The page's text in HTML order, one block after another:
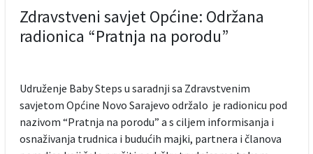
Zdravstveni savjet Općine: Održana
radionica “Pratnja na porodu”
Udruženje Baby Steps u saradnji sa Zdravstvenim
savjetom Općine Novo Sarajevo održalo je radionicu pod
nazivom “Pratnja na porodu” a s ciljem informisanja i
osnaživanja trudnica i budućih majki, partnera i članova